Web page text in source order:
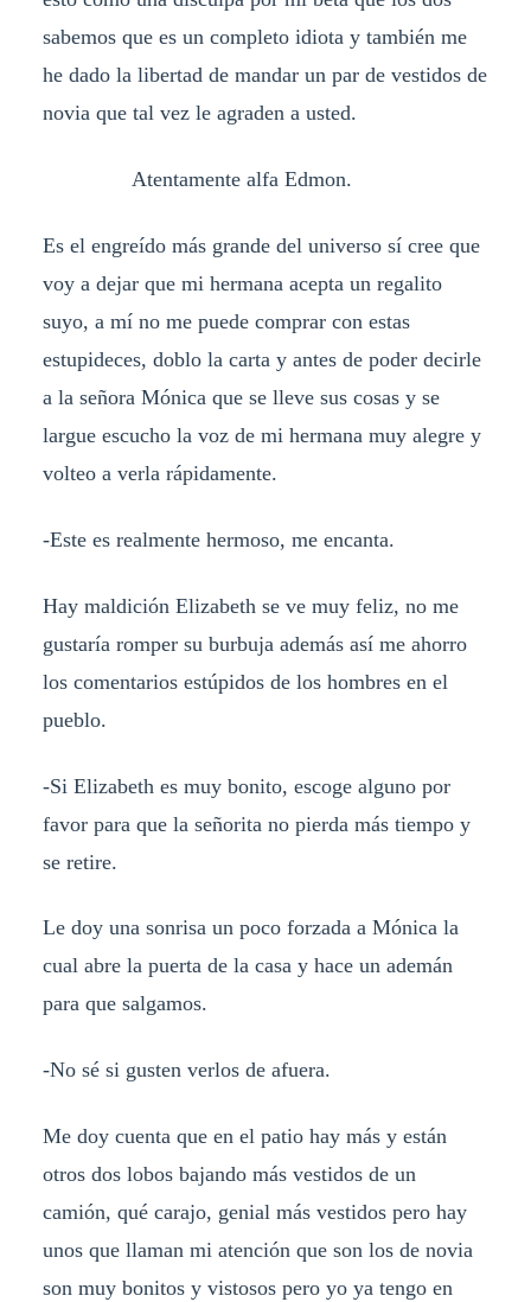
sabemos que es un completo idiota y también me
he dado la libertad de mandar un par de vestidos de
novia que tal vez le agraden a usted.
Atentamente alfa Edmon.
Es el engreído más grande del universo sí cree que
voy a dejar que mi hermana acepta un regalito
suyo, a mí no me puede comprar con estas
estupideces, doblo la carta y antes de poder decirle
a la señora Mónica que se lleve sus cosas y se
largue escucho la voz de mi hermana muy alegre y
volteo a verla rápidamente.
-Este es realmente hermoso, me encanta.
Hay maldición Elizabeth se ve muy feliz, no me
gustaría romper su burbuja además así me ahorro
los comentarios estúpidos de los hombres en el
pueblo.
-Si Elizabeth es muy bonito, escoge alguno por
favor para que la señorita no pierda más tiempo y
se retire.
Le doy una sonrisa un poco forzada a Mónica la
cual abre la puerta de la casa y hace un ademán
para que salgamos.
-No sé si gusten verlos de afuera.
Me doy cuenta que en el patio hay más y están
otros dos lobos bajando más vestidos de un
camión, qué carajo, genial más vestidos pero hay
unos que llaman mi atención que son los de novia
son muy bonitos y vistosos pero yo ya tengo en